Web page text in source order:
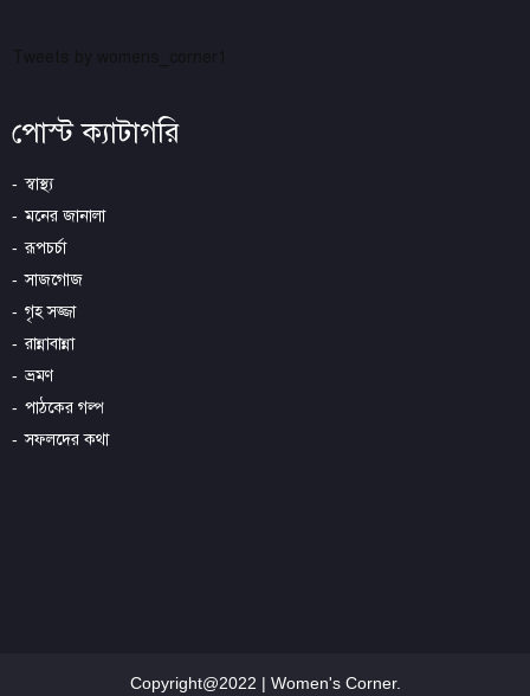
পোস্ট ক্যাটাগরি
স্বাস্থ্য
মনের জানালা
রূপচর্চা
সাজগোজ
গৃহ সজ্জা
রান্নাবান্না
ভ্রমণ
পাঠকের গল্প
সফলদের কথা
Copyright@2022 | Women's Corner.